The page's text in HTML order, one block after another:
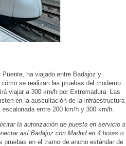
ha viajado entre Badajoz y
se realizan las pruebas del moderno
viajar a 300 km/h por Extremadura. Las
en la auscultación de la infraestructura
entre 200 km/h y 300 km/h.
la autorización de puesta en servicio a
así Badajoz con Madrid en 4 horas o
en el tramo de ancho estándar de